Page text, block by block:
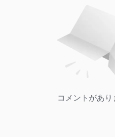
リスクを考慮した後、 Ocean
検討することをお勧めします。信
ーケット。これらの代替案には、
コメントがあり